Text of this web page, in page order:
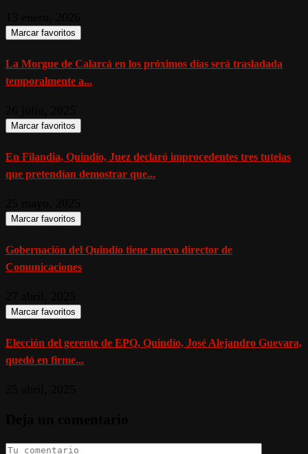
Marcar favoritos
La Morgue de Calarcá en los próximos días será trasladada
temporalmente a...
Marcar favoritos
En Filandia, Quindío, Juez declaró improcedentes tres tutelas
que pretendían demostrar que...
Marcar favoritos
Gobernación del Quindío tiene nuevo director de
Comunicaciones
Marcar favoritos
Elección del gerente de EPQ, Quindío, José Alejandro Guevara,
quedó en firme...